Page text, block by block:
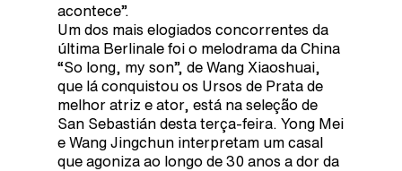
acontece”.
Um dos mais elogiados concorrentes da
última Berlinale foi o melodrama da China
“So long, my son”, de Wang Xiaoshuai,
que lá conquistou os Ursos de Prata de
melhor atriz e ator, está na seleção de
San Sebastián desta terça-feira. Yong Mei
e Wang Jingchun interpretam um casal
que agoniza ao longo de 30 anos a dor da